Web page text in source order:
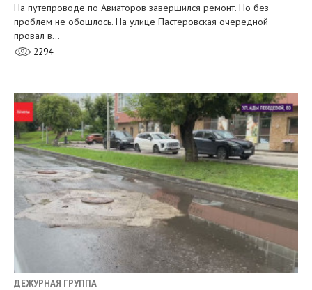
На путепроводе по Авиаторов завершился ремонт. Но без
проблем не обошлось. На улице Пастеровская очередной
провал в…
2294
ДЕЖУРНАЯ ГРУППА